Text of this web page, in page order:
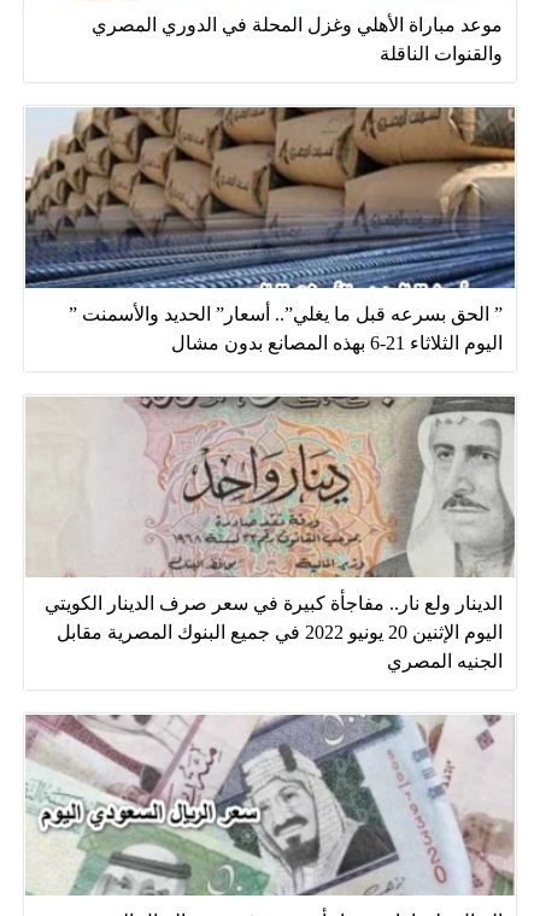
موعد مباراة الأهلي وغزل المحلة في الدوري المصري
والقنوات الناقلة
” الحق بسرعه قبل ما يغلي”.. أسعار” الحديد والأسمنت ”
اليوم الثلاثاء 21-6 بهذه المصانع بدون مشال
الدينار ولع نار.. مفاجأة كبيرة في سعر صرف الدينار الكويتي
اليوم الإثنين 20 يونيو 2022 في جميع البنوك المصرية مقابل
الجنيه المصري